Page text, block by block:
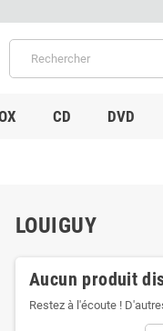
CD DVD
LOUIGUY
Aucun produit
Restez à l'écoute !